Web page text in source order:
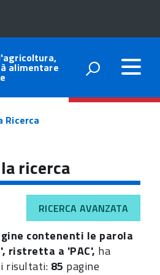
alimentare
Ricerca
ricerca
RICERCA AVANZATA
contenenti le parola
ristretta a 'PAC', ha
risultati: 85 pagine